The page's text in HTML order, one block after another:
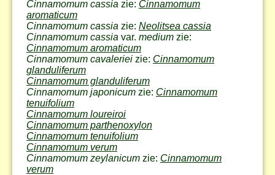
Cinnamomum cassia zie: Cinnamomum
aromaticum
Cinnamomum cassia zie: Neolitsea cassia
Cinnamomum cassia var. medium zie:
Cinnamomum aromaticum
Cinnamomum cavaleriei zie: Cinnamomum
glanduliferum
Cinnamomum glanduliferum
Cinnamomum japonicum zie: Cinnamomum
tenuifolium
Cinnamomum loureiroi
Cinnamomum parthenoxylon
Cinnamomum tenuifolium
Cinnamomum verum
Cinnamomum zeylanicum zie: Cinnamomum
verum